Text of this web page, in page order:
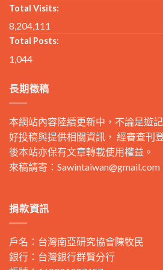
Total Visits:
8,204,111
Total Posts:
1,044
長期徵稿
本網站內容陸續更新中，不論是遊
好投稿與提供相關資訊， 經審查刊
後本站亦保有文章轉載使用權益。
來稿請寄： Sawintaiwan@gmail.com
捐款資訊
戶名：台灣南亞研究協會陳牧民
銀行：台灣銀行群賢分行